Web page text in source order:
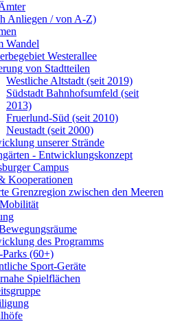
Anliegen / von A-Z)
Wandel
Westerallee
von Stadtteilen
Westliche Altstadt (seit 2019)
Südstadt Bahnhofsumfeld (seit
2013)
Fruerlund-Süd (seit 2010)
Neustadt (seit 2000)
unserer Strände
- Entwicklungskonzept
Campus
Kooperationen
Grenzregion zwischen den Meeren
des Programms
(60+)
Sport-Geräte
Spielflächen